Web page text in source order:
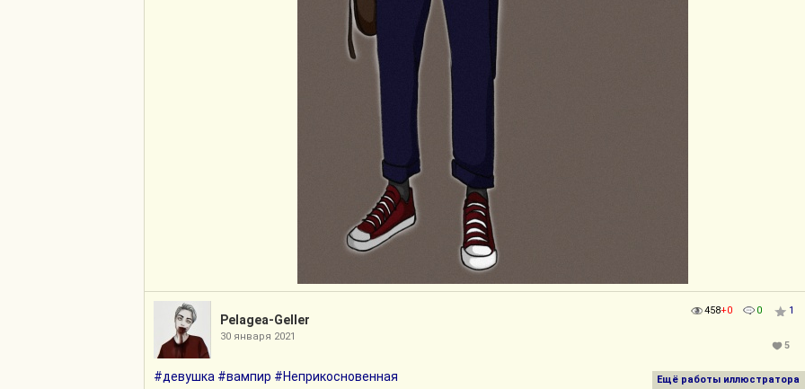
Pelagea-Geller
30 января 2021
#девушка #вампир #Неприкосновенная
458+0 0 1
5
Ещё работы иллюстратора